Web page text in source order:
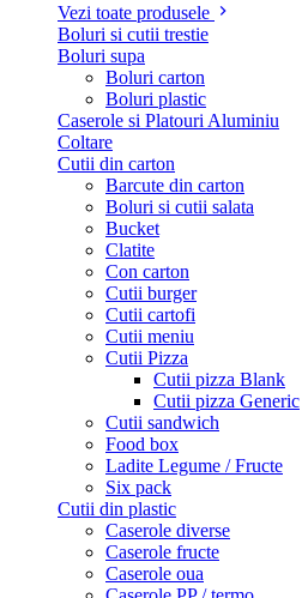
Vezi toate produsele
Boluri si cutii trestie
Boluri supa
Boluri carton
Boluri plastic
Caserole si Platouri Aluminiu
Coltare
Cutii din carton
Barcute din carton
Boluri si cutii salata
Bucket
Clatite
Con carton
Cutii burger
Cutii cartofi
Cutii meniu
Cutii Pizza
Cutii pizza Blank
Cutii pizza Generic
Cutii sandwich
Food box
Ladite Legume / Fructe
Six pack
Cutii din plastic
Caserole diverse
Caserole fructe
Caserole oua